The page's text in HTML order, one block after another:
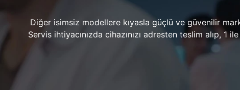
Diğer isimsiz modellere kıyasla güçlü ve güvenilir
Servis ihtiyacınızda cihazınızı adresten teslim alıp,